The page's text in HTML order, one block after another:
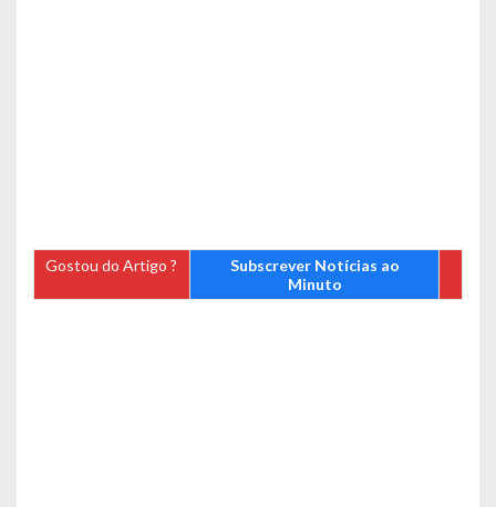
Gostou do Artigo ?
Subscrever Notícias ao
Minuto